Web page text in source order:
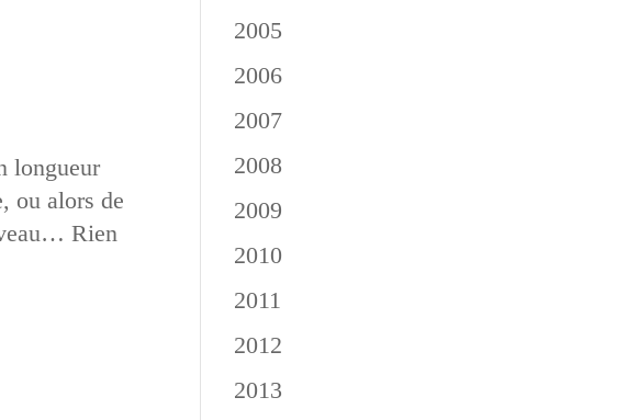
longueur
ou alors de
Rien
2005
2006
2007
2008
2009
2010
2011
2012
2013